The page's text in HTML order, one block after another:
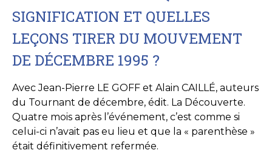
SIGNIFICATION ET QUELLES
LEÇONS TIRER DU MOUVEMENT
DE DÉCEMBRE 1995 ?
Avec Jean-Pierre LE GOFF et Alain CAILLÉ, auteurs
du Tournant de décembre, édit. La Découverte.
Quatre mois après l’événement, c’est comme si
celui-ci n’avait pas eu lieu et que la « parenthèse »
était définitivement refermée.